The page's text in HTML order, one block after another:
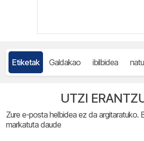
Etiketak Galdakao ibilbidea
UTZI
Zure e-posta helbidea ez da argitaratuko.
markatuta daude